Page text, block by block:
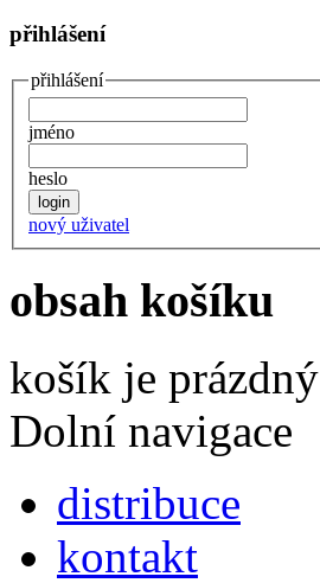
přihlášení
přihlášení
jméno
heslo
nový uživatel
obsah košíku
košík je prázdný
Dolní navigace
distribuce
kontakt